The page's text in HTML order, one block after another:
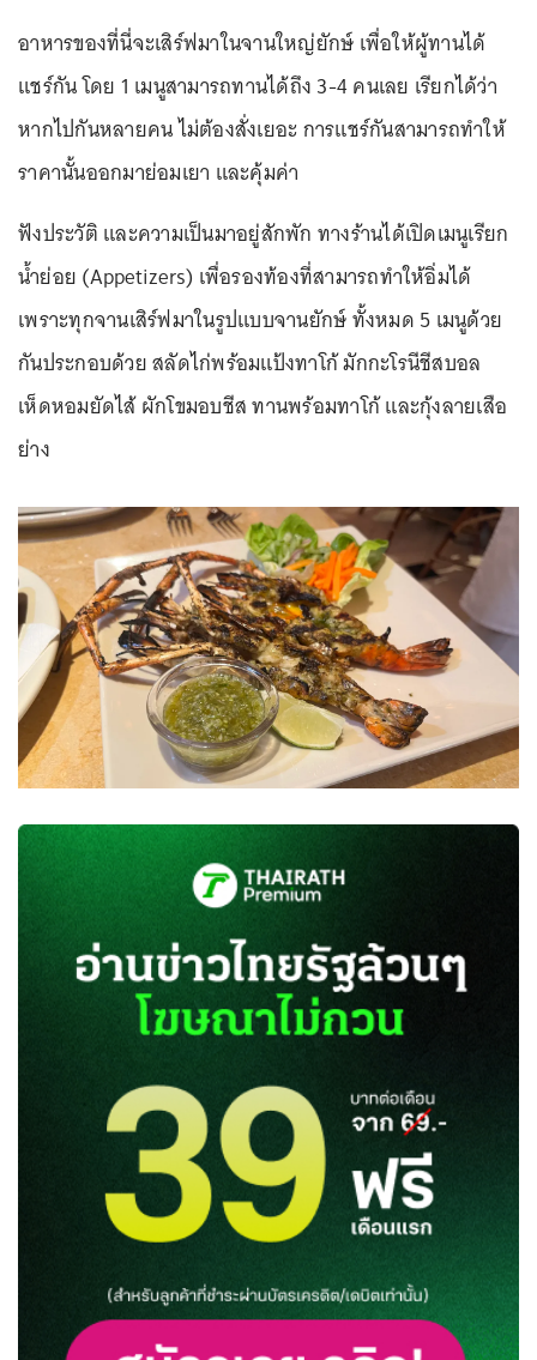
อาหารของที่นี่จะเสิร์ฟมาในจานใหญ่ยักษ์ เพื่อให้ผู้ทานได้
แชร์กัน โดย 1 เมนูสามารถทานได้ถึง 3-4 คนเลย เรียกได้ว่า
หากไปกันหลายคน ไม่ต้องสั่งเยอะ การแชร์กันสามารถทำให้
ราคานั้นออกมาย่อมเยา และคุ้มค่า
ฟังประวัติ และความเป็นมาอยู่สักพัก ทางร้านได้เปิดเมนูเรียก
น้ำย่อย (Appetizers) เพื่อรองท้องที่สามารถทำให้อิ่มได้
เพราะทุกจานเสิร์ฟมาในรูปแบบจานยักษ์ ทั้งหมด 5 เมนูด้วย
กันประกอบด้วย สลัดไก่พร้อมแป้งทาโก้ มักกะโรนีชีสบอล
เห็ดหอมยัดไส้ ผักโขมอบชีส ทานพร้อมทาโก้ และกุ้งลายเสือ
ย่าง